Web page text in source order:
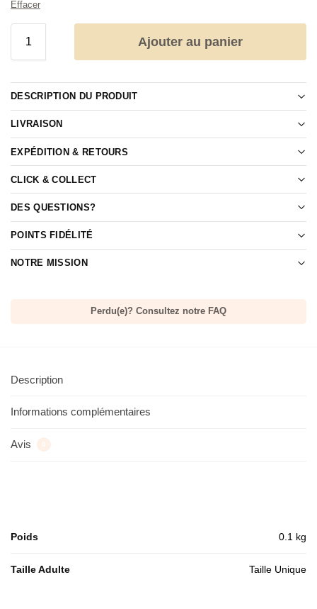
Effacer
Ajouter au panier
DESCRIPTION DU PRODUIT
LIVRAISON
EXPÉDITION & RETOURS
CLICK & COLLECT
DES QUESTIONS?
POINTS FIDÉLITÉ
NOTRE MISSION
Perdu(e)? Consultez notre FAQ
Description
Informations complémentaires
Avis 0
Poids 0.1 kg
Taille Adulte Taille Unique